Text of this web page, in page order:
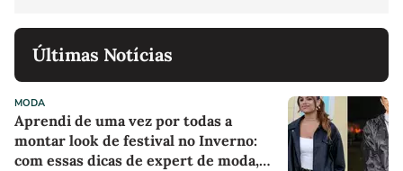
Últimas Notícias
MODA
Aprendi de uma vez por todas a
montar look de festival no Inverno:
com essas dicas de expert de moda,